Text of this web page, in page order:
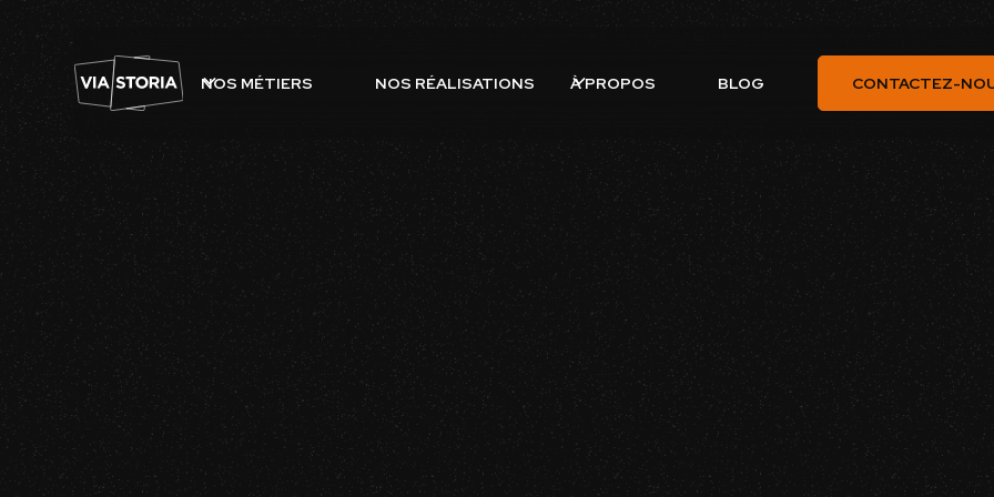
NOS MÉTIERS NOS RÉALISATIONS À PROPOS BLOG CONTACTEZ-